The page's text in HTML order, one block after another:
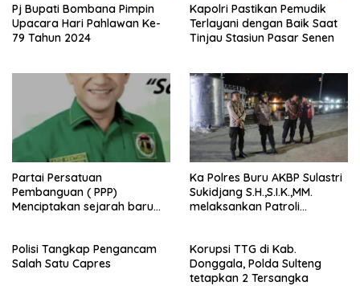
Pj Bupati Bombana Pimpin
Upacara Hari Pahlawan Ke-
79 Tahun 2024
Kapolri Pastikan Pemudik
Terlayani dengan Baik Saat
Tinjau Stasiun Pasar Senen
Partai Persatuan
Pembanguan ( PPP)
Menciptakan sejarah baru
Buru (Namlea).
Ka Polres Buru AKBP Sulastri
Sukidjang S.H.,S.I.K.,MM.
melaksankan Patroli
Polisi Tangkap Pengancam
Salah Satu Capres
Korupsi TTG di Kab.
Donggala, Polda Sulteng
tetapkan 2 Tersangka